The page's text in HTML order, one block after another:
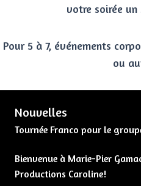
votre soirée un
Pour 5 à 7, événements
ou
Nouvelles
Tournée Franco pour le
Bienvenue à Marie-Pier
Productions Caroline!